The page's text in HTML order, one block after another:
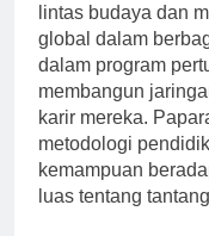
lintas budaya dan
global dalam
dalam program
membangun
karir mereka.
metodologi
kemampuan
luas tentang